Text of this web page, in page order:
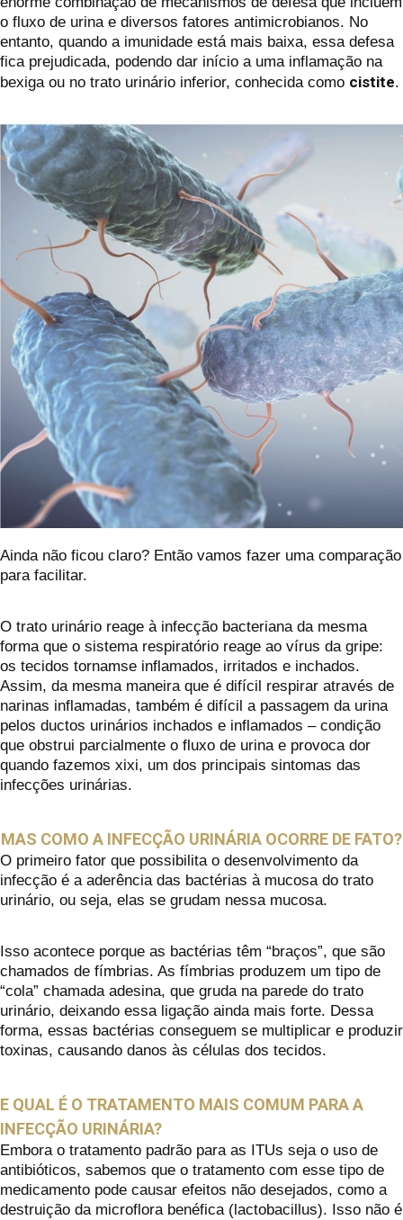
o fluxo de urina e diversos fatores antimicrobianos. No
entanto, quando a imunidade está mais baixa, essa defesa
fica prejudicada, podendo dar início a uma inflamação na
bexiga ou no trato urinário inferior, conhecida como cistite.
Ainda não ficou claro? Então vamos fazer uma comparação
para facilitar.
O trato urinário reage à infecção bacteriana da mesma
forma que o sistema respiratório reage ao vírus da gripe:
os tecidos tornamse inflamados, irritados e inchados.
Assim, da mesma maneira que é difícil respirar através de
narinas inflamadas, também é difícil a passagem da urina
pelos ductos urinários inchados e inflamados – condição
que obstrui parcialmente o fluxo de urina e provoca dor
quando fazemos xixi, um dos principais sintomas das
infecções urinárias.
MAS COMO A INFECÇÃO URINÁRIA OCORRE DE FATO?
O primeiro fator que possibilita o desenvolvimento da
infecção é a aderência das bactérias à mucosa do trato
urinário, ou seja, elas se grudam nessa mucosa.
Isso acontece porque as bactérias têm “braços”, que são
chamados de fímbrias. As fímbrias produzem um tipo de
“cola” chamada adesina, que gruda na parede do trato
urinário, deixando essa ligação ainda mais forte. Dessa
forma, essas bactérias conseguem se multiplicar e produzir
toxinas, causando danos às células dos tecidos.
E QUAL É O TRATAMENTO MAIS COMUM PARA A
INFECÇÃO URINÁRIA?
Embora o tratamento padrão para as ITUs seja o uso de
antibióticos, sabemos que o tratamento com esse tipo de
medicamento pode causar efeitos não desejados, como a
destruição da microflora benéfica (lactobacillus). Isso não é